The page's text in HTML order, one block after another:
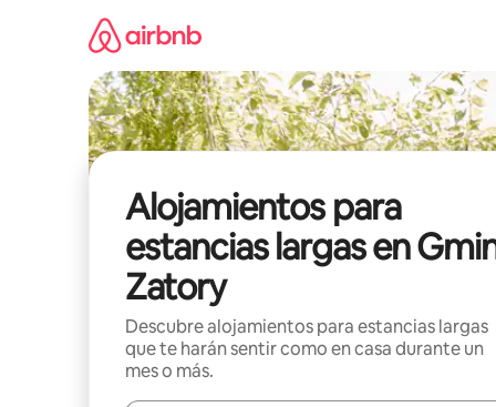
Alojamientos para
estancias largas en
Zatory
Descubre alojamientos para estancias largas
que te harán sentir como en casa durante un
mes o más.